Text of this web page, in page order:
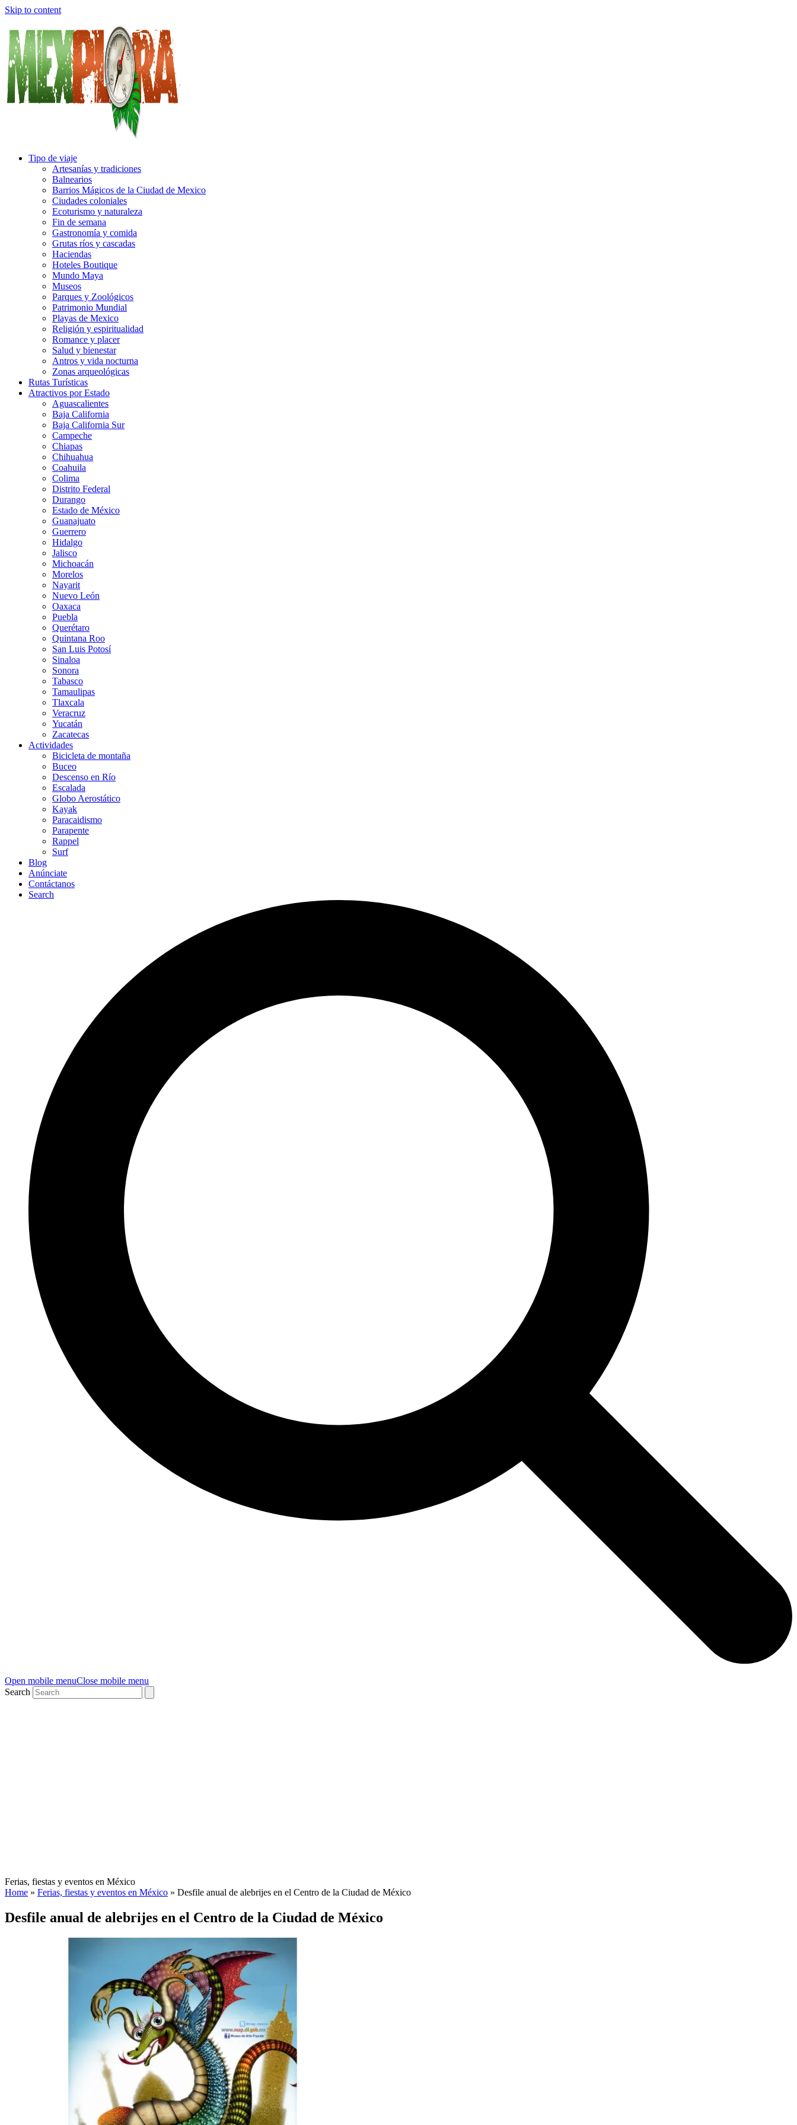
Skip to content
Tipo de viaje
Artesanías y tradiciones
Balnearios
Barrios Mágicos de la Ciudad de Mexico
Ciudades coloniales
Ecoturismo y naturaleza
Fin de semana
Gastronomía y comida
Grutas ríos y cascadas
Haciendas
Hoteles Boutique
Mundo Maya
Museos
Parques y Zoológicos
Patrimonio Mundial
Playas de Mexico
Religión y espiritualidad
Romance y placer
Salud y bienestar
Antros y vida nocturna
Zonas arqueológicas
Rutas Turísticas
Atractivos por Estado
Aguascalientes
Baja California
Baja California Sur
Campeche
Chiapas
Chihuahua
Coahuila
Colima
Distrito Federal
Durango
Estado de México
Guanajuato
Guerrero
Hidalgo
Jalisco
Michoacán
Morelos
Nayarit
Nuevo León
Oaxaca
Puebla
Querétaro
Quintana Roo
San Luis Potosí
Sinaloa
Sonora
Tabasco
Tamaulipas
Tlaxcala
Veracruz
Yucatán
Zacatecas
Actividades
Bicicleta de montaña
Buceo
Descenso en Río
Escalada
Globo Aerostático
Kayak
Paracaidismo
Parapente
Rappel
Surf
Blog
Anúnciate
Contáctanos
Search
Open mobile menuClose mobile menu
Search
Ferias, fiestas y eventos en México
Home » Ferias, fiestas y eventos en México » Desfile anual de alebrijes en el Centro de la Ciudad de México
Desfile anual de alebrijes en el Centro de la Ciudad de México